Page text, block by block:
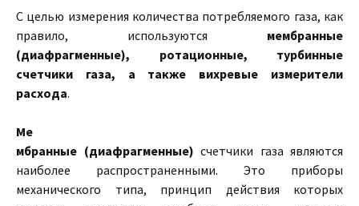
С целью измерения количества потребляемого газа, как
правило, используются мембранные
(диафрагменные), ротационные, турбинные
счетчики газа, а также вихревые измерители
расхода.
Ме
мбранные (диафрагменные) счетчики газа являются
наиболее распространенными. Это приборы
механического типа, принцип действия которых